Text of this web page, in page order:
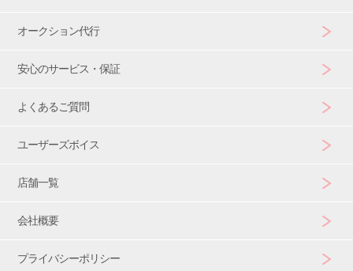
オークション代行
安心のサービス・保証
よくあるご質問
ユーザーズボイス
店舗一覧
会社概要
プライバシーポリシー